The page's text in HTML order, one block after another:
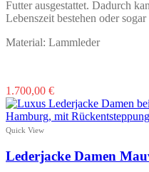
Futter ausgestattet. Dadurch
Lebenszeit bestehen oder
Material: Lammleder
1.700,00 €Dieses
Produkt
weist
auf.
Quick View
Lederjacke Damen